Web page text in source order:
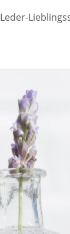
Leder-